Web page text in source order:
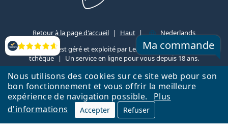
Nous utilisons des cookies sur ce site web pour son
bon fonctionnement et vous offrir la meilleure
expérience de navigation possible.
Plus
d'informations
Accepter Refuser
Évaluation Ma commande
Retour à la page d'accueil Haut
Nederlands
Lentiamo.be est géré et exploité par Lentiamo s.r.o., République
tchèque
Un service en ligne pour vous depuis 18 ans.